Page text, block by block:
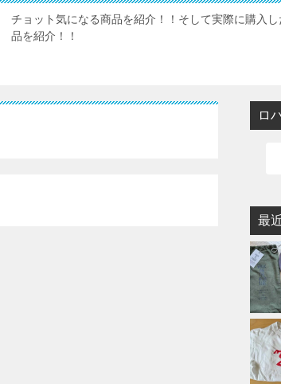
チョット気になる商品を紹介！！そして実際に購入
品を紹介！！
ロ
最